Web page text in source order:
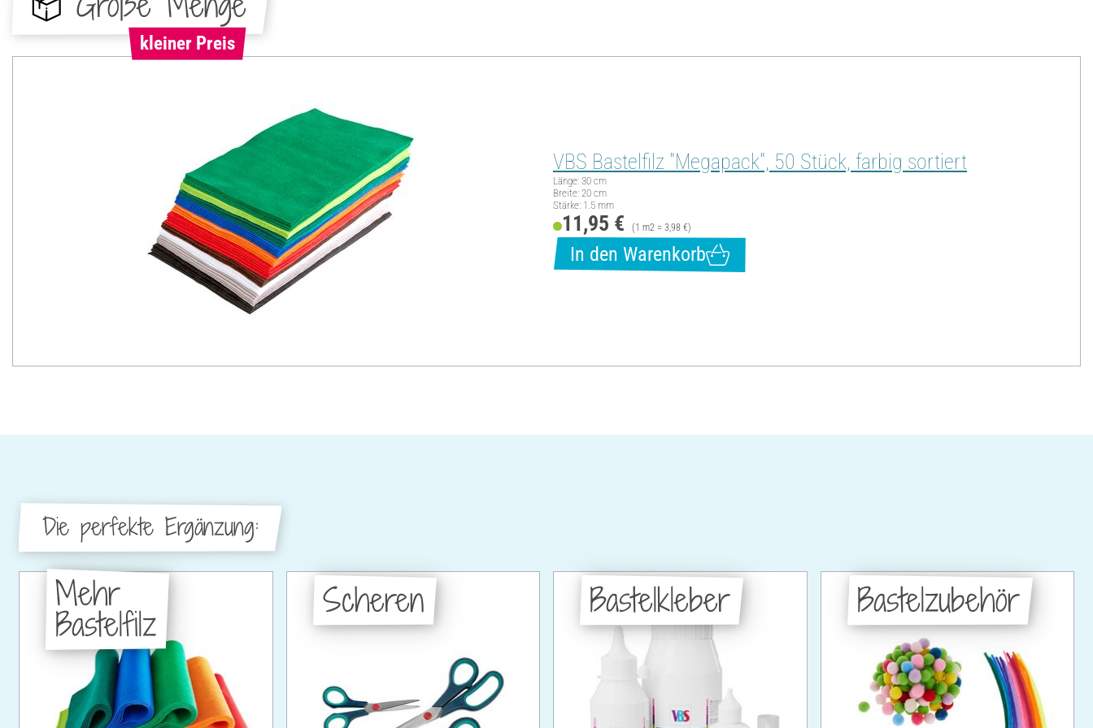
kleiner Preis
VBS Bastelfilz "Megapack", 50 Stück, farbig sortiert
Länge: 30 cm
Breite: 20 cm
Stärke: 1.5 mm
11,95 € (1 m2 = 3,98 €)
In den Warenkorb
Die perfekte Ergänzung:
Mehr
Bastelfilz
Scheren Bastelkleber Bastelzubehör